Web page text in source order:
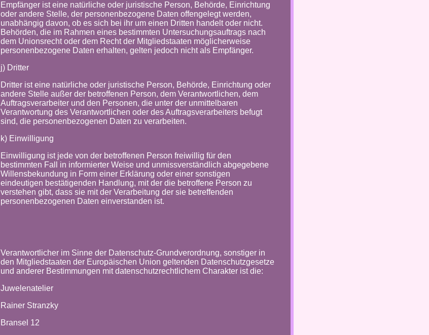
Empfänger ist eine natürliche oder juristische Person, Behörde, Einrichtung
oder andere Stelle, der personenbezogene Daten offengelegt werden,
unabhängig davon, ob es sich bei ihr um einen Dritten handelt oder nicht.
Behörden, die im Rahmen eines bestimmten Untersuchungsauftrags nach
dem Unionsrecht oder dem Recht der Mitgliedstaaten möglicherweise
personenbezogene Daten erhalten, gelten jedoch nicht als Empfänger.
j) Dritter
Dritter ist eine natürliche oder juristische Person, Behörde, Einrichtung oder
andere Stelle außer der betroffenen Person, dem Verantwortlichen, dem
Auftragsverarbeiter und den Personen, die unter der unmittelbaren
Verantwortung des Verantwortlichen oder des Auftragsverarbeiters befugt
sind, die personenbezogenen Daten zu verarbeiten.
k) Einwilligung
Einwilligung ist jede von der betroffenen Person freiwillig für den
bestimmten Fall in informierter Weise und unmissverständlich abgegebene
Willensbekundung in Form einer Erklärung oder einer sonstigen
eindeutigen bestätigenden Handlung, mit der die betroffene Person zu
verstehen gibt, dass sie mit der Verarbeitung der sie betreffenden
personenbezogenen Daten einverstanden ist.
Verantwortlicher im Sinne der Datenschutz-Grundverordnung, sonstiger in
den Mitgliedstaaten der Europäischen Union geltenden Datenschutzgesetze
und anderer Bestimmungen mit datenschutzrechtlichem Charakter ist die:
Juwelenatelier
Rainer Stranzky
Bransel 12